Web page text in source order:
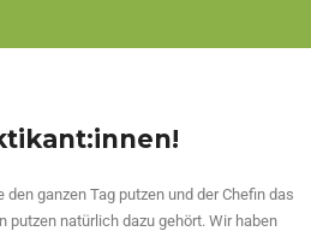
ganzen Tag putzen und der Chefin das
putzen natürlich dazu gehört. Wir haben